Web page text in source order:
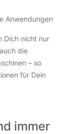
Anwendungen
Dich nicht nur
die
– so
für Dein
immer